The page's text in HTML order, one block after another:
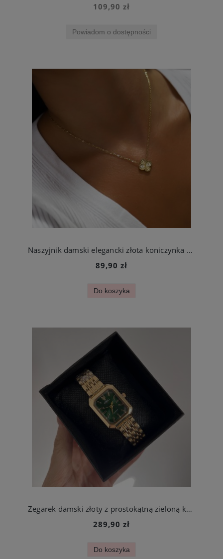
109,90 zł
Powiadom o dostępności
Naszyjnik damski elegancki złota koniczynka ze stali jubilerskiej
89,90 zł
Do koszyka
Zegarek damski złoty z prostokątną zieloną kopertą stal szlachetna
289,90 zł
Do koszyka